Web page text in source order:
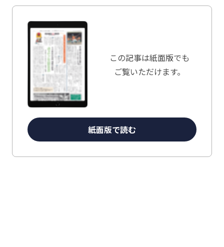
この記事は紙面版でも
ご覧いただけます。
紙面版で読む